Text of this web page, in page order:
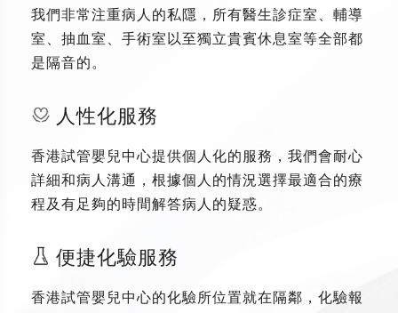
我們非常注重病人的私隱，所有醫生診症室、輔導
室、抽血室、手術室以至獨立貴賓休息室等全部都
是隔音的。
人性化服務
香港試管嬰兒中心提供個人化的服務，我們會耐心
詳細和病人溝通，根據個人的情況選擇最適合的療
程及有足夠的時間解答病人的疑惑。
便捷化驗服務
香港試管嬰兒中心的化驗所位置就在隔鄰，化驗報